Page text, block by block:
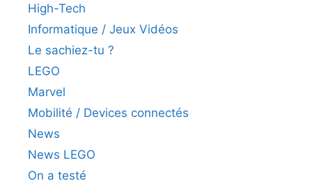
High-Tech
Informatique / Jeux Vidéos
Le sachiez-tu ?
LEGO
Marvel
Mobilité / Devices connectés
News
News LEGO
On a testé